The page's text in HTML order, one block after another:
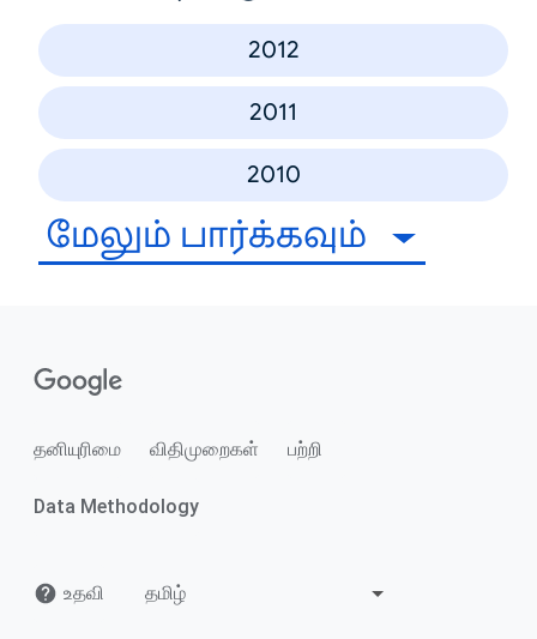
2012
2011
2010
மேலும் பார்க்கவும்
தனியுரிமை விதிமுறைகள் பற்றி
Data Methodology
உதவி